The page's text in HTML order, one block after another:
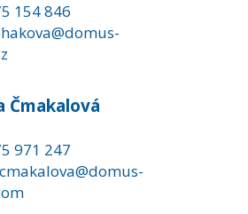
154 846
Čmakalová
971 247